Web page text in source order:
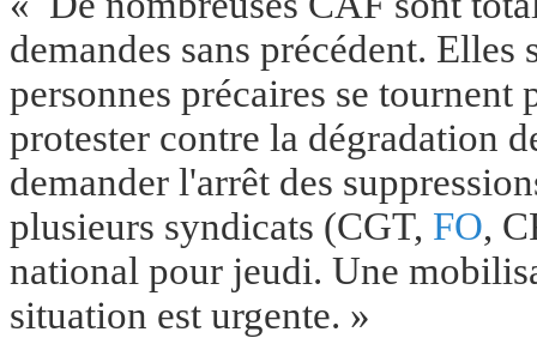
demandes sans précédent.
personnes précaires se
protester contre la dégradation
demander l'arrêt des
plusieurs syndicats (CGT, FO,
national pour jeudi. Une
situation est urgente. »